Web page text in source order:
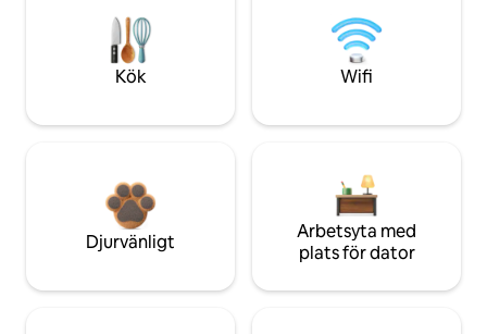
Kök Wifi
Djurvänligt
Arbetsyta med
plats för dator